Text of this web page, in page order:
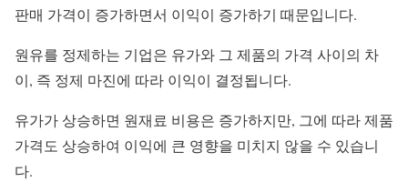
판매 가격이 증가하면서 이익이 증가하기 때문입니다.
원유를 정제하는 기업은 유가와 그 제품의 가격 사이의 차
이, 즉 정제 마진에 따라 이익이 결정됩니다.
유가가 상승하면 원재료 비용은 증가하지만, 그에 따라 제품
가격도 상승하여 이익에 큰 영향을 미치지 않을 수 있습니
다.